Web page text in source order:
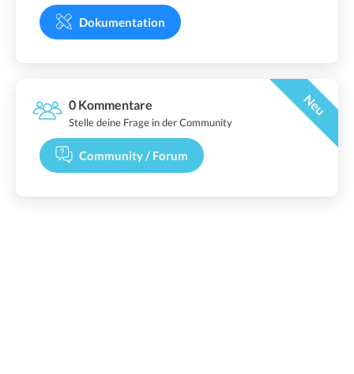
Dokumentation
0 Kommentare Neu
Stelle deine Frage in der Community
Community / Forum